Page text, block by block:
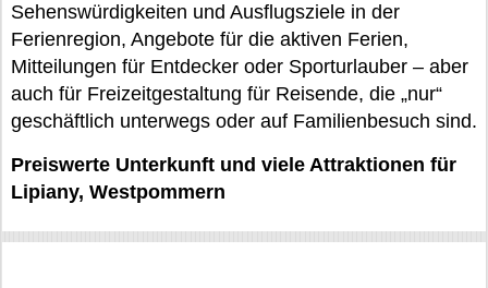
Sehenswürdigkeiten und Ausflugsziele in der
Ferienregion, Angebote für die aktiven Ferien,
Mitteilungen für Entdecker oder Sporturlauber – aber
auch für Freizeitgestaltung für Reisende, die „nur“
geschäftlich unterwegs oder auf Familienbesuch sind.
Preiswerte Unterkunft und viele Attraktionen für
Lipiany, Westpommern